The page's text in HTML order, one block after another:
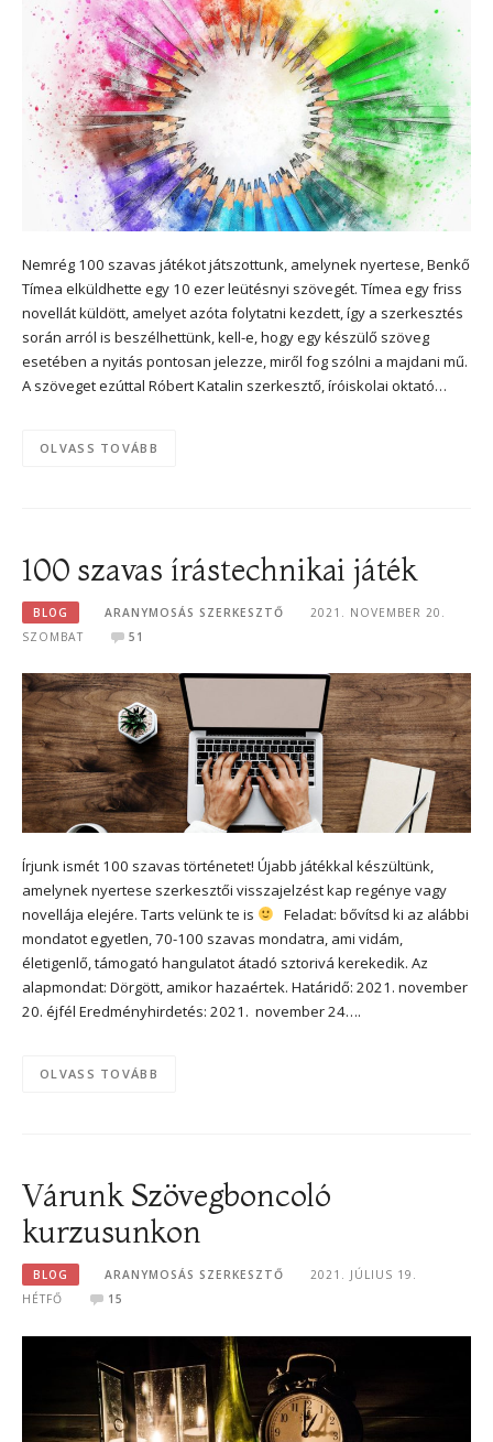
Nemrég 100 szavas játékot játszottunk, amelynek nyertese, Benkő
Tímea elküldhette egy 10 ezer leütésnyi szövegét. Tímea egy friss
novellát küldött, amelyet azóta folytatni kezdett, így a szerkesztés
során arról is beszélhettünk, kell-e, hogy egy készülő szöveg
esetében a nyitás pontosan jelezze, miről fog szólni a majdani mű.
A szöveget ezúttal Róbert Katalin szerkesztő, íróiskolai oktató…
OLVASS TOVÁBB
100 szavas írástechnikai játék
BLOG ARANYMOSÁS SZERKESZTŐ
2021. NOVEMBER 20.
SZOMBAT
51
Írjunk ismét 100 szavas történetet! Újabb játékkal készültünk,
amelynek nyertese szerkesztői visszajelzést kap regénye vagy
novellája elejére. Tarts velünk te is
Feladat: bővítsd ki az alábbi
mondatot egyetlen, 70-100 szavas mondatra, ami vidám,
életigenlő, támogató hangulatot átadó sztorivá kerekedik. Az
alapmondat: Dörgött, amikor hazaértek. Határidő: 2021. november
20. éjfél Eredményhirdetés: 2021. november 24….
OLVASS TOVÁBB
Várunk Szövegboncoló
kurzusunkon
BLOG ARANYMOSÁS SZERKESZTŐ
2021. JÚLIUS 19.
HÉTFŐ
15